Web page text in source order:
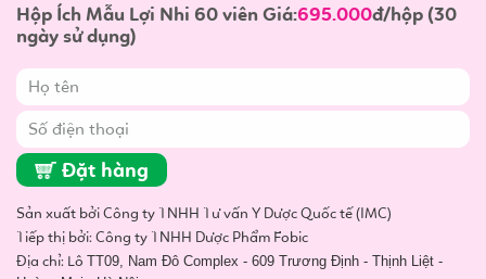
Hộp Ích Mẫu Lợi Nhi 60 viên Giá:695.000đ/hộp (30
ngày sử dụng)
Đặt hàng
Sản xuất bởi Công ty TNHH Tư vấn Y Dược Quốc tế (IMC)
Tiếp thị bởi: Công ty TNHH Dược Phẩm Fobic
Địa chỉ: Lô TT09, Nam Đô Complex - 609 Trương Định - Thịnh Liệt -